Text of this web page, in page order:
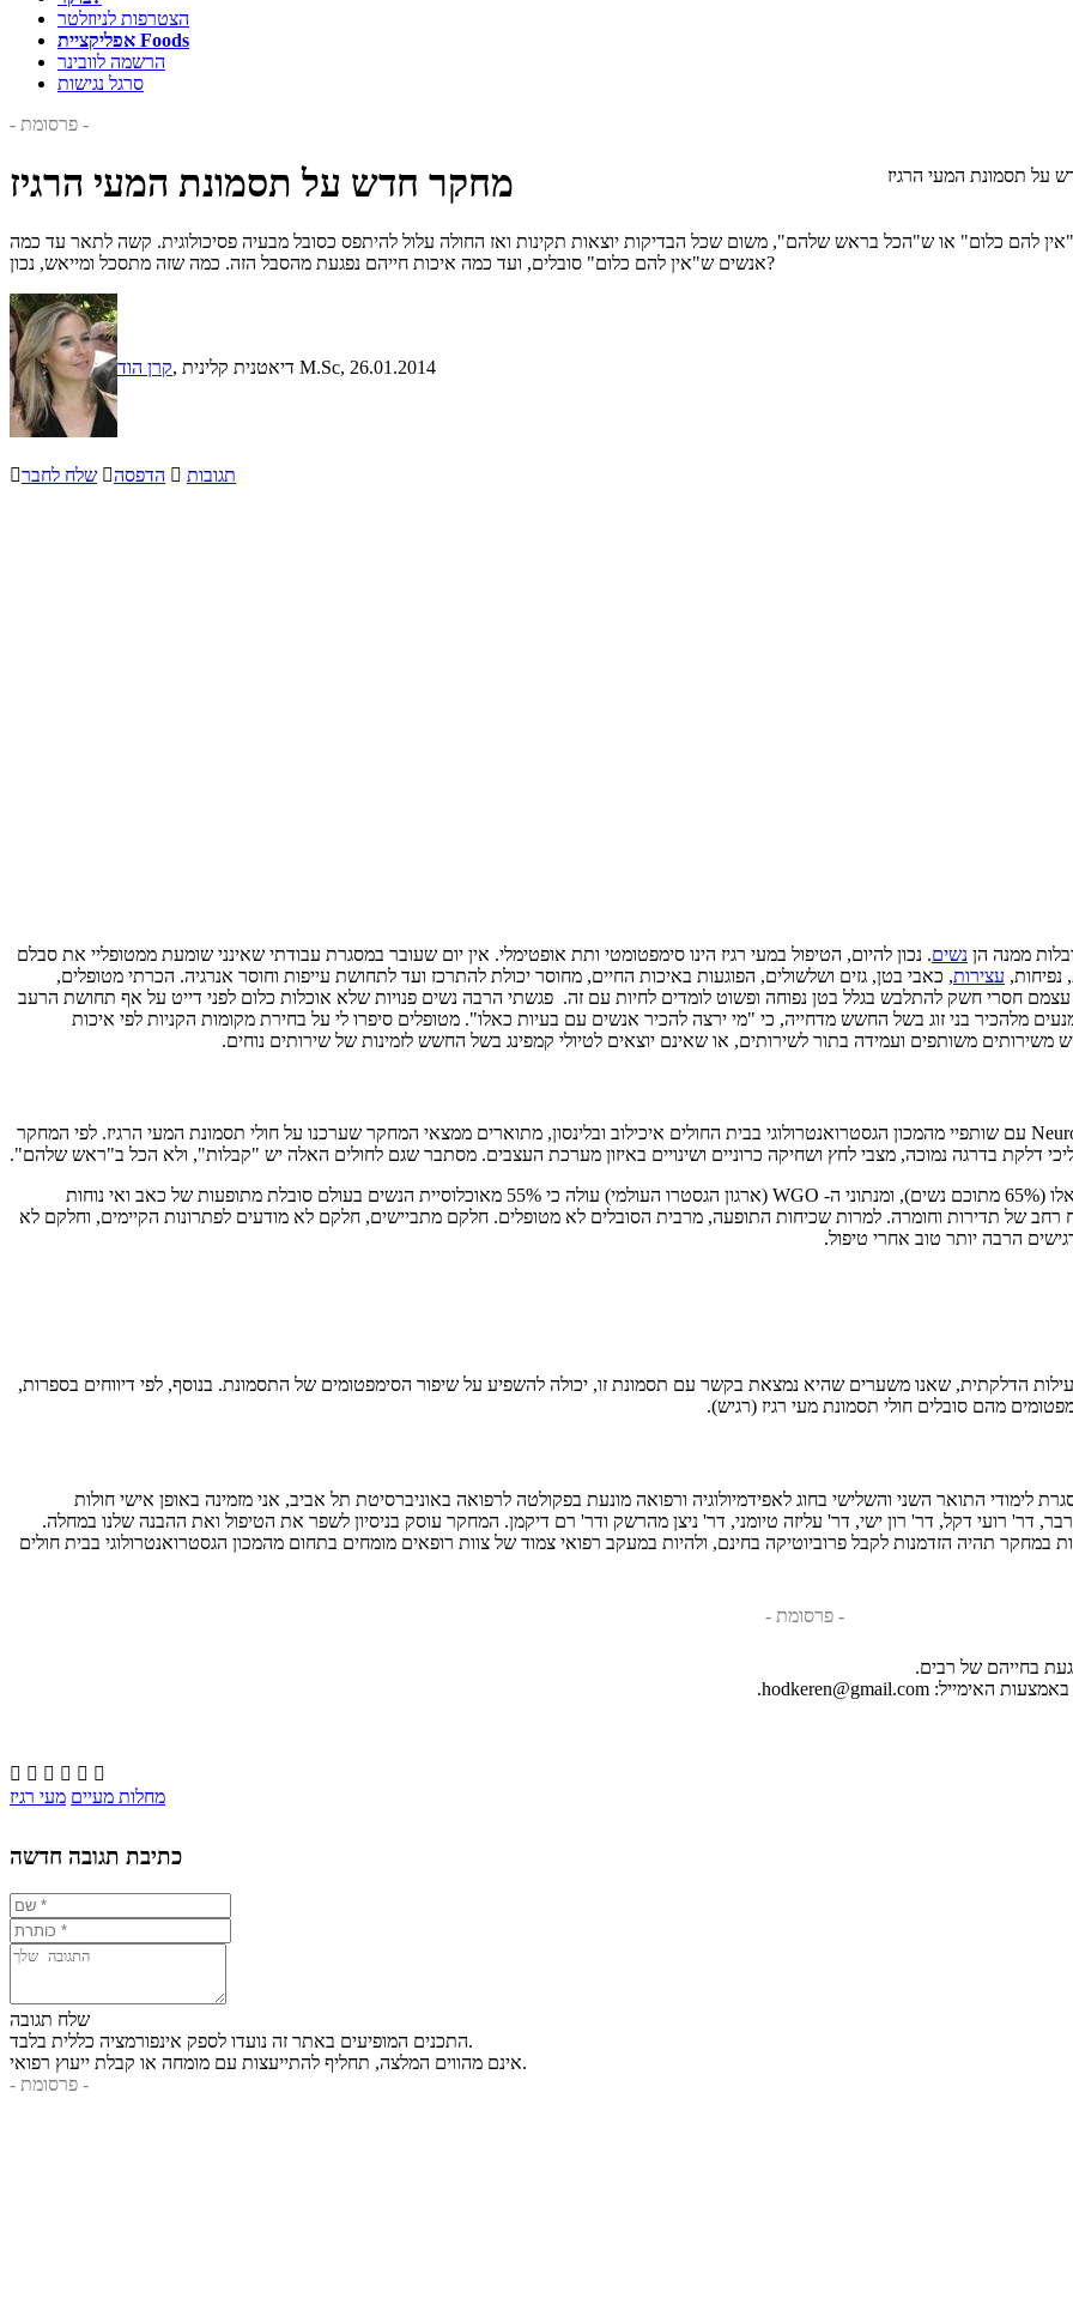
הצטרפות לניוזלטר
אפליקציית Foods
הרשמה לוובינר
סרגל נגישות
- פרסומת -
על תסמונת המעי הרגיז מחקר חדש על תסמונת המעי הרגיז
להם כלום" או ש"הכל בראש שלהם", משום שכל הבדיקות יוצאות תקינות ואז החולה עלול להיתפס כסובל מבעיה פסיכולוגית. קשה לתאר עד כמה
אנשים ש"אין להם כלום" סובלים, ועד כמה איכות חייהם נפגעת מהסבל הזה. כמה שזה מתסכל ומייאש, נכון?
קרן הוד , דיאטנית קלינית M.Sc, 26.01.2014
שלח לחבר הדפסה  תגובות
ממנה הן נשים. נכון להיום, הטיפול במעי רגיז הינו סימפטומטי ותת אופטימלי. אין יום שעובר במסגרת עבודתי שאינני שומעת ממטופליי את סבלם
נפיחות, עצירות, כאבי בטן, גזים ושלשולים, הפוגעות באיכות החיים, מחוסר יכולת להתרכז ועד לתחושת עייפות וחוסר אנרגיה. הכרתי מטופלים,
חסרי חשק להתלבש בגלל בטן נפוחה ופשוט לומדים לחיות עם זה. פגשתי הרבה נשים פנויות שלא אוכלות כלום לפני דייט על אף תחושת הרעב
מלהכיר בני זוג בשל החשש מדחייה, כי "מי ירצה להכיר אנשים עם בעיות כאלו". מטופלים סיפרו לי על בחירת מקומות הקניות לפי איכות
משירותים משותפים ועמידה בתור לשירותים, או שאינם יוצאים לטיולי קמפינג בשל החשש לזמינות של שירותים נוחים.
במאמר שפרסמתי בספטמבר 2011 במגזין Neurogastroenterology and Motility עם שותפיי מהמכון הגסטרואנטרולוגי בבית החולים איכילוב ובלינסון, מתוארים ממצאי המחקר שערכנו על חולי תסמונת המעי הרגיז. לפי המחקר
דלקת בדרגה נמוכה, מצבי לחץ ושחיקה כרוניים ושינויים באיזון מערכת העצבים. מסתבר שגם לחולים האלה יש "קבלות", ולא הכל ב"ראש שלהם".
מסקר שנערך בשנת 2010 עולה כי 56% מהישראלים סובלים מהתופעות האלו (65% מתוכם נשים), ומנתוני ה- WGO (ארגון הגסטרו העולמי) עולה כי 55% מאוכלוסיית הנשים בעולם סובלת מתופעות של כאב ואי נוחות
רחב של תדירות וחומרה. למרות שכיחות התופעה, מרבית הסובלים לא מטופלים. חלקם מתביישים, חלקם לא מודעים לפתרונות הקיימים, וחלקם לא
הרבה יותר טוב אחרי טיפול.
הדלקתית, שאנו משערים שהיא נמצאת בקשר עם תסמונת זו, יכולה להשפיע על שיפור הסימפטומים של התסמונת. בנוסף, לפי דיווחים בספרות,
מהם סובלים חולי תסמונת מעי רגיז (רגיש).
התואר השני והשלישי בחוג לאפידמיולוגיה ורפואה מונעת בפקולטה לרפואה באוניברסיטת תל אביב, אני מזמינה באופן אישי חולות
דר' רועי דקל, דר' רון ישי, דר' עליזה טיומני, דר' ניצן מהרשק ודר' רם דיקמן. המחקר עוסק בניסיון לשפר את הטיפול ואת ההבנה שלנו במחלה.
תהיה הזדמנות לקבל פרוביוטיקה בחינם, ולהיות במעקב רפואי צמוד של צוות רופאים מומחים בתחום מהמכון הגסטרואנטרולוגי בבית חולים
- פרסומת -
בחייהם של רבים.
     
מחלות מעיים מעי רגיז
כתיבת תגובה חדשה
שלח תגובה
התכנים המופיעים באתר זה נועדו לספק אינפורמציה כללית בלבד.
אינם מהווים המלצה, תחליף להתייעצות עם מומחה או קבלת ייעוץ רפואי.
- פרסומת -